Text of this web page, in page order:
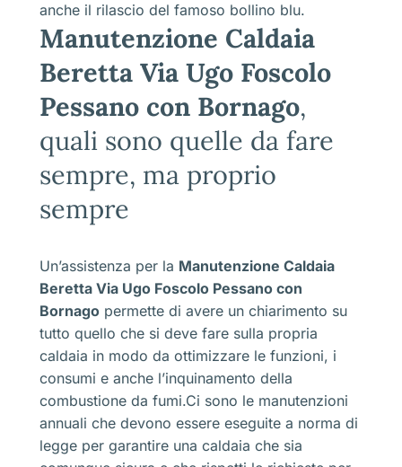
anche il rilascio del famoso bollino blu.
Manutenzione Caldaia
Beretta Via Ugo Foscolo
Pessano con Bornago,
quali sono quelle da fare
sempre, ma proprio
sempre
Un’assistenza per la Manutenzione Caldaia
Beretta Via Ugo Foscolo Pessano con
Bornago permette di avere un chiarimento su
tutto quello che si deve fare sulla propria
caldaia in modo da ottimizzare le funzioni, i
consumi e anche l’inquinamento della
combustione da fumi.Ci sono le manutenzioni
annuali che devono essere eseguite a norma di
legge per garantire una caldaia che sia